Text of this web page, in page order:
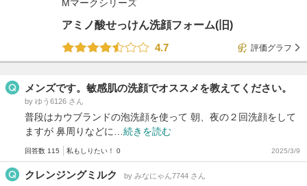
Mマークシリーズ
アミノ酸せっけん洗顔フォーム(旧)
4.7
評価グラフ
メンズです。敏感肌の洗顔でオススメを教えてください。
by ゆう6126 さん
普段はカウブランドの泡洗顔を使って 朝、夜の２回洗顔をして
ますが 鼻周りなどに… 続きを読む
回答数 115 私もしりたい！ 0 2025/3/9
クレンジングミルク by みなにゃん7744 さん